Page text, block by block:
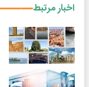
اخبار مرتبط